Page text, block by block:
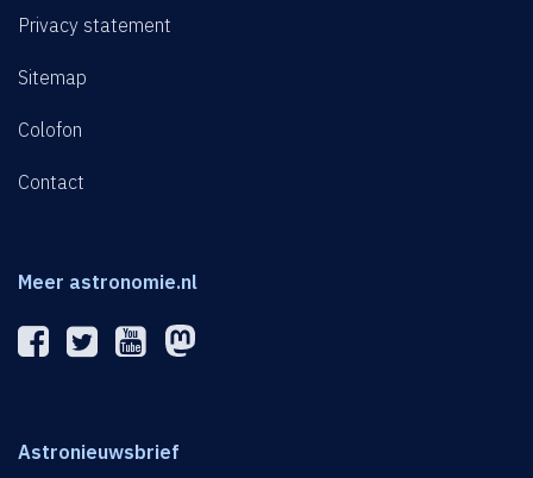
Privacy statement
Sitemap
Colofon
Contact
Meer astronomie.nl
Astronieuwsbrief